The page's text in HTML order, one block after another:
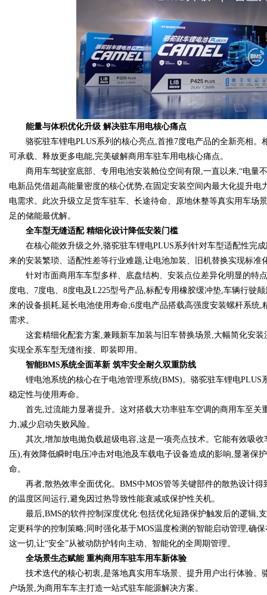
能量与体积优化升级 解决驻车用电核心痛点
骆驼驻车锂电PLUS系列的核心亮点,首推7度电产品的全新亮相
可承载、释放更多电能,完美破解商用车驻车用电核心痛点。
商用车驾驶室底部、专用电池安装舱位空间有限,一直以来,“电量
电新品凭借超高能量密度的核心优势,在固定安装空间内最大化提升
电需求。此次升级立足货车驻车、长途待命、原地休整等真实用车场
足的储能最优解。
全车型无缝适配 精细化设计降低安装门槛
在核心能效升级之外,骆驼驻车锂电PLUS系列针对车型适配性完
来的安装繁琐、适配性差等行业难题,让电池加装、旧机替换实现标准
针对市面商用车车型多样、底盘结构、安装点位差异化明显的特
度电、7度电、8度电及L225型号产品,标配专用橡胶缓冲垫,车辆行驶
来的设备损耗,延长电池使用寿命;6度电产品搭载高强度安装螺杆系
需求。
这套精细化配套方案,兼顾新车加装与旧车替换场景,大幅简化安装
实现全系车型无缝衔接、即装即用。
智能BMS系统全面革新 筑牢安全耐久双重防线
锂电池系统的核心在于电池管理系统(BMS)。骆驼驻车锂电PLUS
稳定性与使用寿命。
首先,过流能力显著提升。这对搭载大功率驻车空调的商用车至关
力,减少启动失败风险。
其次,增加放电抛负载超级电容,这是一项亮点技术。它能有效吸收
压),有效降低瞬时电压冲击对电池及车载电子设备造成的影响,显著保
命。
再者,散热效率全面优化。BMS中MOS管等关键部件的散热设计得
的温度区间运行,避免因过热导致性能衰减或保护性关机。
最后,BMS的软件控制深度优化:包括优化短路保护触发后的逻辑,
定更科学的控制策略;同时强化基于MOS温度检测的智能启动管理,确
这一切,让“安全”从被动防护转向主动、智能化的全周期管理。
全场景生态赋能 重构商用车驻车用车新体验
技术迭代的核心初衷,是落地真实用车场景、提升用户出行体验。
户场景,为商用车车主打造一站式驻车能源解决方案。